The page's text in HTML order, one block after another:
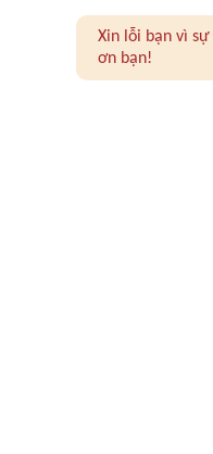
Xin lỗi bạn vì
ơn bạn!